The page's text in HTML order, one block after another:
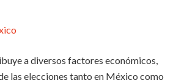
a diversos factores económicos,
las elecciones tanto en México como